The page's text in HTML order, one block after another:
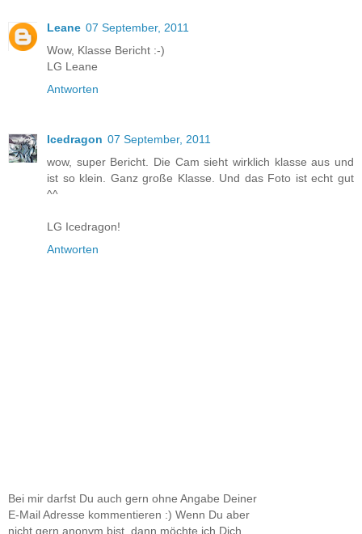
Leane 07 September, 2011
Wow, Klasse Bericht :-)
LG Leane
Antworten
Icedragon 07 September, 2011
wow, super Bericht. Die Cam sieht wirklich klasse aus und
ist so klein. Ganz große Klasse. Und das Foto ist echt gut
^^
LG Icedragon!
Antworten
Bei mir darfst Du auch gern ohne Angabe Deiner
E-Mail Adresse kommentieren :) Wenn Du aber
nicht gern anonym bist, dann möchte ich Dich